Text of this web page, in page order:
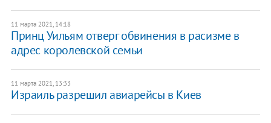
11 марта 2021, 14:18
Принц Уильям отверг обвинения в расизме в
адрес королевской семьи
11 марта 2021, 13:33
Израиль разрешил авиарейсы в Киев